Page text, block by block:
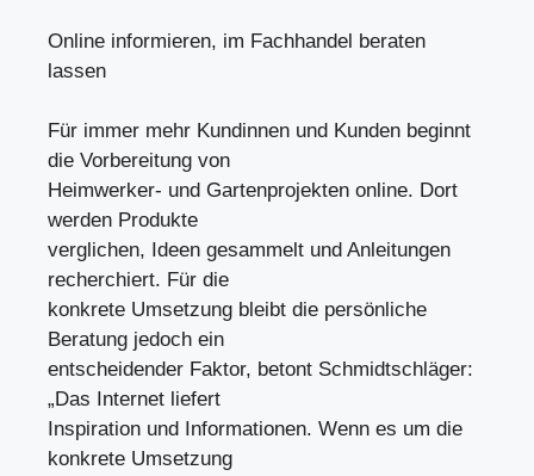
Online informieren, im Fachhandel beraten
lassen
Für immer mehr Kundinnen und Kunden beginnt
die Vorbereitung von
Heimwerker- und Gartenprojekten online. Dort
werden Produkte
verglichen, Ideen gesammelt und Anleitungen
recherchiert. Für die
konkrete Umsetzung bleibt die persönliche
Beratung jedoch ein
entscheidender Faktor, betont Schmidtschläger:
„Das Internet liefert
Inspiration und Informationen. Wenn es um die
konkrete Umsetzung